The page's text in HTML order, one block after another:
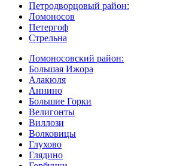
Петродворцовый район:
Ломоносов
Петергоф
Стрельна
Ломоносовский район:
Большая Ижора
Алакюля
Аннино
Большие Горки
Велигонты
Виллози
Волковицы
Глухово
Глядино